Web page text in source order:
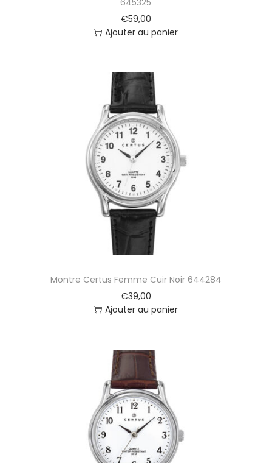
€59,00
Ajouter au panier
Montre Certus Femme Cuir Noir 644284
€39,00
Ajouter au panier